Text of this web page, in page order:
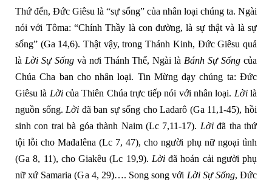
Thứ đến, Đức Giêsu là “sự sống” của nhân loại chúng ta. Ngài
nói với Tôma: “Chính Thầy là con đường, là sự thật và là sự
sống” (Ga 14,6). Thật vậy, trong Thánh Kinh, Đức Giêsu quả
là Lời Sự Sốngvà nơi Thánh Thể, Ngài là Bánh Sự Sống của
Chúa Cha ban cho nhân loại. Tin Mừng dạy chúng ta: Đức
Giêsu là Lờicủa Thiên Chúa trực tiếp nói với nhân loại. Lờilà
nguồn sống. Lời đã ban sự sống cho Ladarô (Ga 11,1-45), hồi
sinh con trai bà góa thành Naim (Lc 7,11-17). Lờiđã tha thứ
tội lỗi cho Mađalêna (Lc 7, 47), cho người phụ nữ ngoại tình
(Ga 8, 11), cho Giakêu (Lc 19,9). Lờiđã hoán cải người phụ
nữ xứ Samaria (Ga 4, 29)…. Song song với Lời Sự Sống, Đức